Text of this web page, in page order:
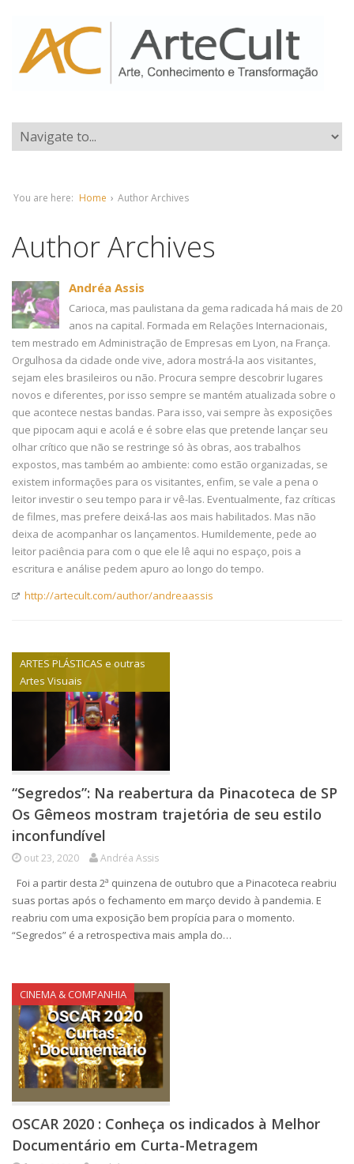
You are here: Home › Author Archives
Author Archives
Andréa Assis
Carioca, mas paulistana da gema radicada há mais de 20
anos na capital. Formada em Relações Internacionais,
tem mestrado em Administração de Empresas em Lyon, na França.
Orgulhosa da cidade onde vive, adora mostrá-la aos visitantes,
sejam eles brasileiros ou não. Procura sempre descobrir lugares
novos e diferentes, por isso sempre se mantém atualizada sobre o
que acontece nestas bandas. Para isso, vai sempre às exposições
que pipocam aqui e acolá e é sobre elas que pretende lançar seu
olhar crítico que não se restringe só às obras, aos trabalhos
expostos, mas também ao ambiente: como estão organizadas, se
existem informações para os visitantes, enfim, se vale a pena o
leitor investir o seu tempo para ir vê-las. Eventualmente, faz críticas
de filmes, mas prefere deixá-las aos mais habilitados. Mas não
deixa de acompanhar os lançamentos. Humildemente, pede ao
leitor paciência para com o que ele lê aqui no espaço, pois a
escritura e análise pedem apuro ao longo do tempo.
http://artecult.com/author/andreaassis
ARTES PLÁSTICAS e outras
Artes Visuais
“Segredos”: Na reabertura da Pinacoteca de SP
Os Gêmeos mostram trajetória de seu estilo
inconfundível
out 23, 2020 Andréa Assis
Foi a partir desta 2ª quinzena de outubro que a Pinacoteca reabriu
suas portas após o fechamento em março devido à pandemia. E
reabriu com uma exposição bem propícia para o momento.
“Segredos” é a retrospectiva mais ampla do…
CINEMA & COMPANHIA
OSCAR 2020 : Conheça os indicados à Melhor
Documentário em Curta-Metragem